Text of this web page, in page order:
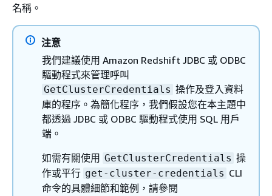
名稱。
注意
我們建議使用 Amazon Redshift JDBC 或 ODBC
驅動程式來管理呼叫
GetClusterCredentials 操作及登入資料
庫的程序。為簡化程序，我們假設您在本主題中
都透過 JDBC 或 ODBC 驅動程式使用 SQL 用戶
端。
如需有關使用 GetClusterCredentials 操
作或平行 get-cluster-credentials CLI
命令的具體細節和範例，請參閱